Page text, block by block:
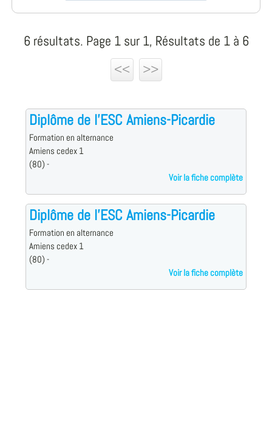
6 résultats. Page 1 sur 1, Résultats de 1 à 6
<<
>>
Diplôme de l'ESC Amiens-Picardie
Formation en alternance
Amiens cedex 1
(80) -
Voir la fiche complète
Diplôme de l'ESC Amiens-Picardie
Formation en alternance
Amiens cedex 1
(80) -
Voir la fiche complète